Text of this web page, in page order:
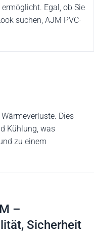
Egal, ob Sie
suchen, AJM PVC-
Dies
Kühlung, was
zu einem
–
Sicherheit